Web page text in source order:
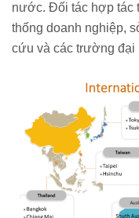
nước. Đối tác hợp tác
thống doanh nghiệp,
cứu và các trường đại